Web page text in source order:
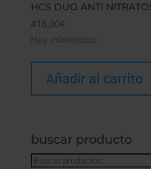
HCS DUO ANTI
418,00€
Hay existencias
Añadir al carrito
buscar producto
Buscar